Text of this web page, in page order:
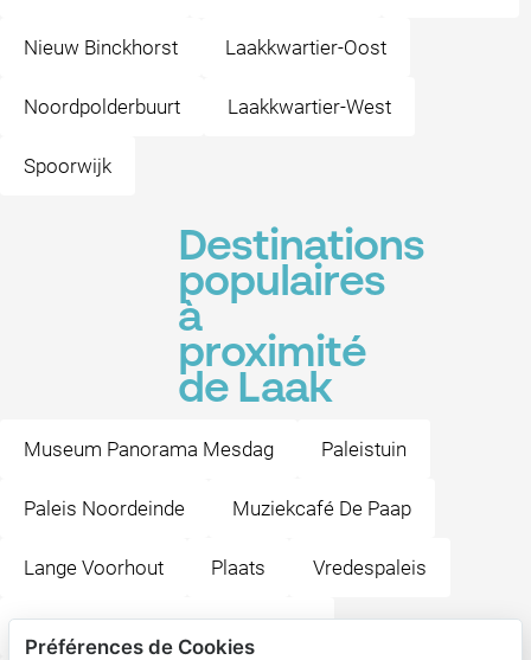
Nieuw Binckhorst Laakkwartier-Oost
Noordpolderbuurt Laakkwartier-West
Spoorwijk
Destinations
populaires
à
proximité
de Laak
Museum Panorama Mesdag Paleistuin
Paleis Noordeinde Muziekcafé De Paap
Lange Voorhout Plaats Vredespaleis
Rijksmuseum de Gevangenpoort
Préférences de Cookies